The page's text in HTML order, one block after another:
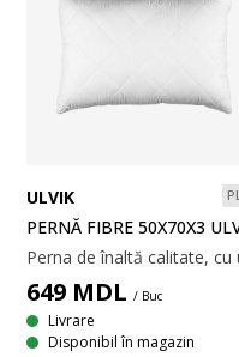
ULVIK
PERNĂ FIBRE 50X70X3
649 MDL / Buc
Livrare
Disponibil în magazin